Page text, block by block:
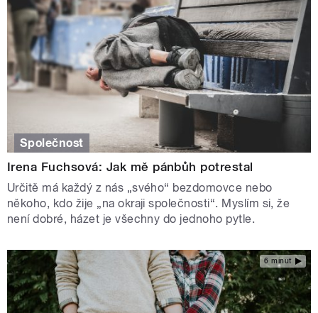
Společnost
Irena Fuchsová: Jak mě pánbůh potrestal
Určitě má každý z nás „svého“ bezdomovce nebo
někoho, kdo žije „na okraji společnosti“. Myslím si, že
není dobré, házet je všechny do jednoho pytle.
6 minut